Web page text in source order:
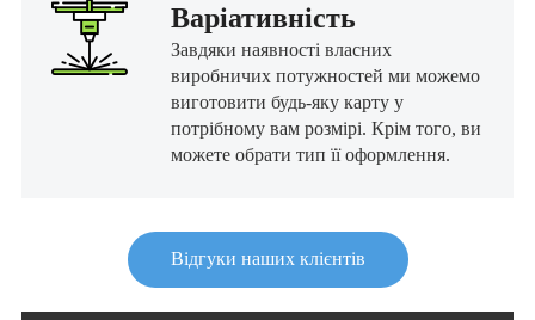
Варіативність
Завдяки наявності власних
виробничих потужностей ми можемо
виготовити будь-яку карту у
потрібному вам розмірі. Крім того, ви
можете обрати тип її оформлення.
Відгуки наших клієнтів